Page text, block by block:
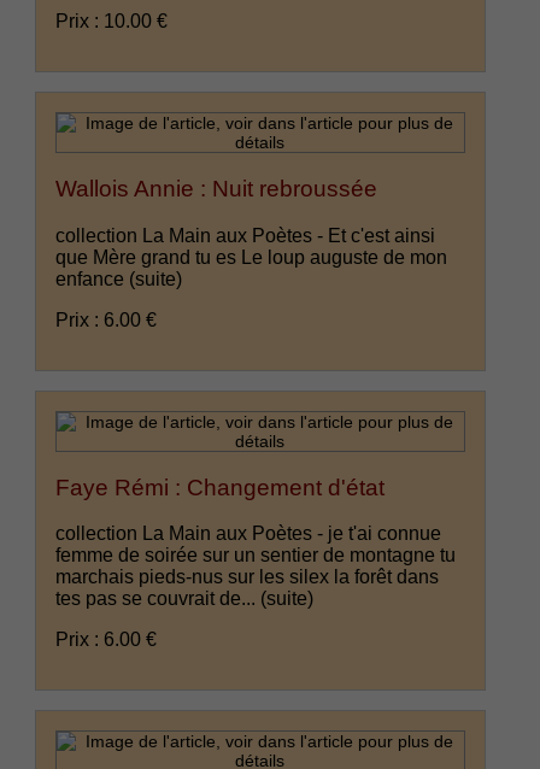
Prix : 10.00 €
Wallois Annie : Nuit rebroussée
collection La Main aux Poètes - Et c'est ainsi
que Mère grand tu es Le loup auguste de mon
enfance (suite)
Prix : 6.00 €
Faye Rémi : Changement d'état
collection La Main aux Poètes - je t'ai connue
femme de soirée sur un sentier de montagne tu
marchais pieds-nus sur les silex la forêt dans
tes pas se couvrait de... (suite)
Prix : 6.00 €